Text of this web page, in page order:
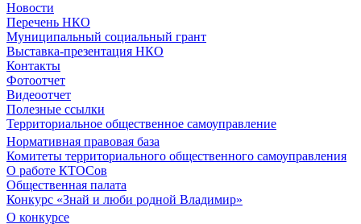
Новости
Перечень НКО
Муниципальный социальный грант
Выставка-презентация НКО
Контакты
Фотоотчет
Видеоотчет
Полезные ссылки
Территориальное общественное самоуправление
Нормативная правовая база
Комитеты территориального общественного самоуправления
О работе КТОСов
Общественная палата
Конкурс «Знай и люби родной Владимир»
О конкурсе